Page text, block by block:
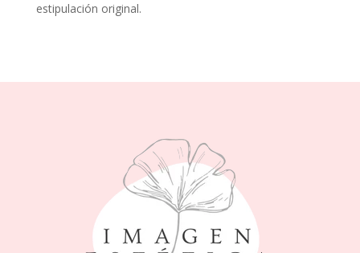
estipulación original.